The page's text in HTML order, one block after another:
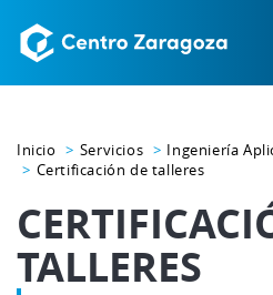
Inicio Servicios
Ingeniería
Certificación de talleres
TALLERES